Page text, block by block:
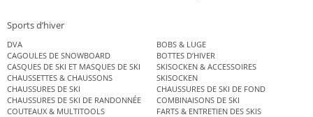
Sports d’hiver
DVA
BOBS & LUGE
CAGOULES DE SNOWBOARD
BOTTES D’HIVER
CASQUES DE SKI ET MASQUES DE SKI
SKISOCKEN & ACCESSOIRES
CHAUSSETTES & CHAUSSONS
SKISOCKEN
CHAUSSURES DE SKI
CHAUSSURES DE SKI DE FOND
CHAUSSURES DE SKI DE RANDONNÉE
COMBINAISONS DE SKI
COUTEAUX & MULTITOOLS
FARTS & ENTRETIEN DES SKIS